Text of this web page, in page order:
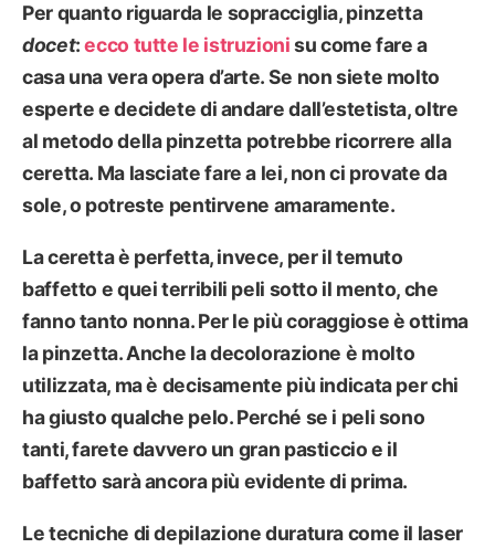
Per quanto riguarda le sopracciglia, pinzetta
docet:ecco tutte le istruzionisu come fare a
casa una vera opera d’arte. Se non siete molto
esperte e decidete di andare dall’estetista, oltre
al metodo della pinzetta potrebbe ricorrere alla
ceretta. Ma lasciate fare a lei, non ci provate da
sole, o potreste pentirvene amaramente.
La ceretta è perfetta, invece, per il temuto
baffetto e quei terribili peli sotto il mento,che
fanno tanto nonna. Per le più coraggiose è ottima
lapinzetta. Anche ladecolorazione è molto
utilizzata, ma è decisamente più indicata per chi
ha giusto qualche pelo. Perché se i peli sono
tanti, farete davvero un gran pasticcio e il
baffetto sarà ancora più evidente di prima.
Le tecniche didepilazione duraturacome il laser